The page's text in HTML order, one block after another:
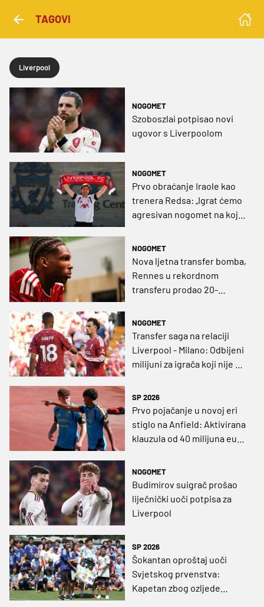
TAGOVI
Liverpool
NOGOMET
Szoboszlai potpisao novi
ugovor s Liverpoolom
NOGOMET
Prvo obraćanje Iraole kao
trenera Redsa: „Igrat ćemo
agresivan nogomet na koji
NOGOMET
Nova ljetna transfer bomba,
Rennes u rekordnom
transferu prodao 20-
NOGOMET
Transfer saga na relaciji
Liverpool - Milano: Odbijeni
milijuni za igrača koji nije u
SP 2026
Prvo pojačanje u novoj eri
stiglo na Anfield: Aktivirana
klauzula od 40 milijuna eura
napadača
NOGOMET
Budimirov suigrač prošao
liječnički uoči potpisa za
Liverpool
SP 2026
Šokantan oproštaj uoči
Svjetskog prvenstva:
Kapetan zbog ozljede